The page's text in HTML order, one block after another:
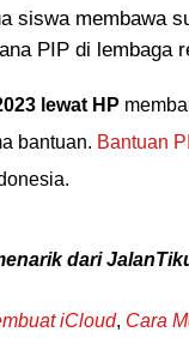
siswa membawa
PIP di lembaga
lewat HP
bantuan. Bantuan
dari
iCloud, Cara